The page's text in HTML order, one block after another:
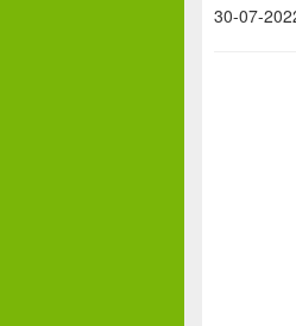
30-07-